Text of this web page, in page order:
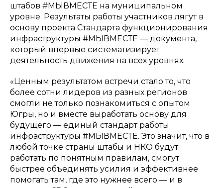
штабов #МЫВМЕСТЕ на муниципальном
уровне. Результаты работы участников лягут в
основу проекта Стандарта функционирования
инфраструктуры #МЫВМЕСТЕ — документа,
который впервые систематизирует
деятельность движения на всех уровнях.
«Ценным результатом встречи стало то, что
более сотни лидеров из разных регионов
смогли не только познакомиться с опытом
Югры, но и вместе выработать основу для
будущего — единый стандарт работы
инфраструктуры #МЫВМЕСТЕ. Это значит, что в
любой точке страны штабы и НКО будут
работать по понятным правилам, смогут
быстрее объединять усилия и эффективнее
помогать там, где это нужнее всего — и в